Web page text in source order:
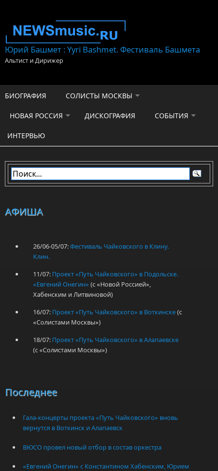
Юрий Башмет : Yyri Bashmet. Фестиваль Башмета
Альтист и Дирижер
БИОГРАФИЯ СОЛИСТЫ МОСКВЫ
НОВАЯ РОССИЯ ДИСКОГРАФИЯ СОБЫТИЯ
ИНТЕРВЬЮ
АФИША
26/06-05/07:Фестиваль Чайковского в Клину.
Клин.
11/07: Проект «Путь Чайковского» в Подольске.
«Евгений Онегин» (с «Новой Россией»,
Хабенским и Литвиновой)
16/07: Проект «Путь Чайковского» в Воткинске(с
«Солистами Москвы»)
18/07: Проект «Путь Чайковского» в Алапаевске
(с «Солистами Москвы»)
Последнее
Гала-концерты проекта «Путь Чайковского» вновь
вернутся в Воткинск и Алапаевск
ВЮСО провел новый отбор в состав оркестра
«Евгений Онегин» с Константином Хабенским, Юрием